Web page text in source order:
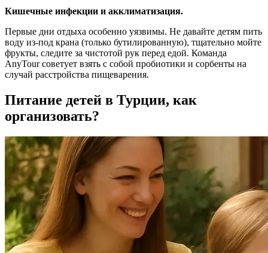
Кишечные инфекции и акклиматизация.
Первые дни отдыха особенно уязвимы. Не давайте детям пить
воду из-под крана (только бутилированную), тщательно мойте
фрукты, следите за чистотой рук перед едой. Команда
AnyTour советует взять с собой пробиотики и сорбенты на
случай расстройства пищеварения.
Питание детей в Турции, как
организовать?